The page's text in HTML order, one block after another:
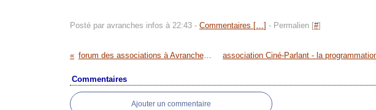
Posté par avranches infos à 22:43 - Commentaires […] - Permalien [#]
forum des associations à Avranches dimanche 7 septembre 2014
Commentaires
Ajouter un commentaire